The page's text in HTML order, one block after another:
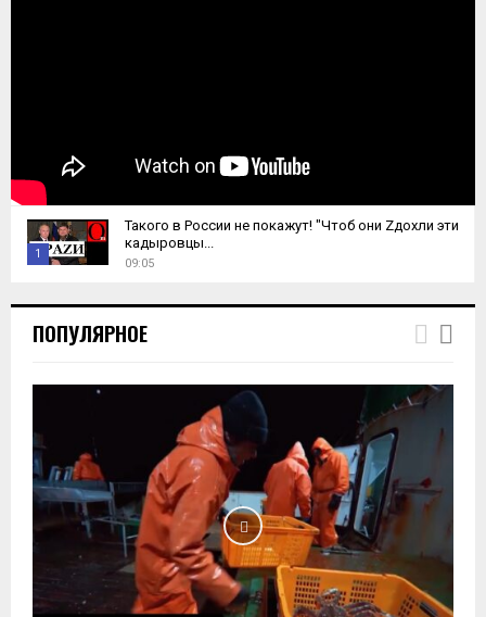
1
h
u
y
b
Такого в России не покажут! "Чтоб они Zдохли эти
кадыровцы...
09:05
ПОПУЛЯРНОЕ